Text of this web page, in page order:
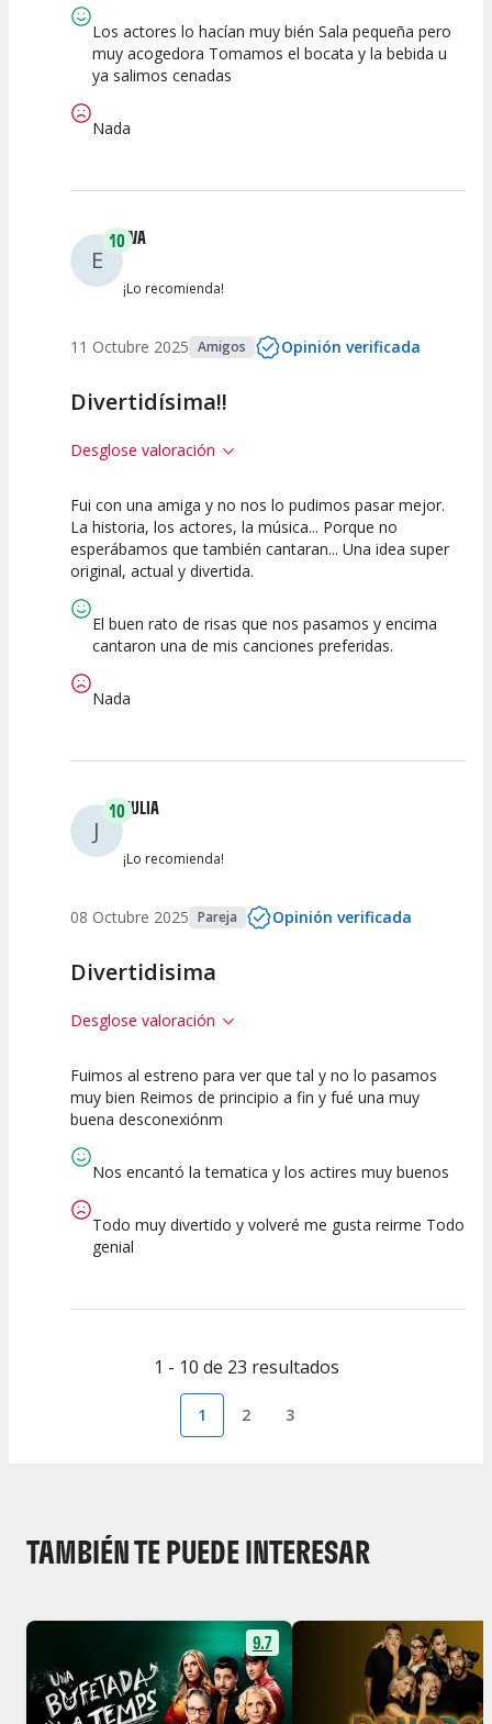
Los actores lo hacían muy bién Sala pequeña pero
muy acogedora Tomamos el bocata y la bebida u
ya salimos cenadas
Nada
E
10EVA
¡Lo recomienda!
11 Octubre 2025 Amigos Opinión verificada
Divertidísima!!
Desglose valoración
10
Calidad del
Espectáculo
10
Puesta en
Escena
10
Interpretación
Fui con una amiga y no nos lo pudimos pasar mejor.
La historia, los actores, la música... Porque no
esperábamos que también cantaran... Una idea super
original, actual y divertida.
El buen rato de risas que nos pasamos y encima
cantaron una de mis canciones preferidas.
Nada
J
10JULIA
¡Lo recomienda!
08 Octubre 2025 Pareja Opinión verificada
Divertidisima
Desglose valoración
10
Calidad del
10
Puesta en
10
Fuimos al estreno para ver que tal y no lo pasamos
muy bien Reimos de principio a fin y fué una muy
buena desconexiónm
Nos encantó la tematica y los actires muy buenos
Todo muy divertido y volveré me gusta reirme Todo
genial
1 - 10 de 23 resultados
1 2 3
TAMBIÉN TE PUEDE INTERESAR
9.7